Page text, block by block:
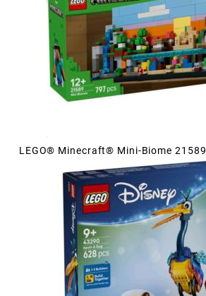
LEGO® Minecraft® Mini-Biome 21589